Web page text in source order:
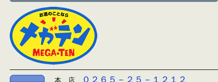
本 店 ０２６５－２５－１２１２